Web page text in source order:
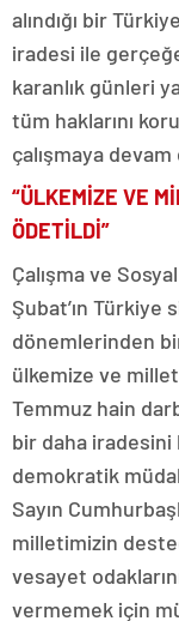
alındığı bir
iradesi ile
karanlık günleri
tüm haklarını
çalışmaya devam
“ÜLKEMİZE VE
ÖDETİLDİ”
Çalışma ve
Şubat’ın Türkiye
dönemlerinden
ülkemize ve
Temmuz hain
bir daha
demokratik
Sayın
milletimizin
vesayet
vermemek için